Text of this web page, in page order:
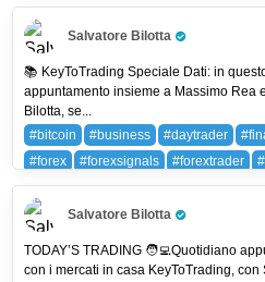
Salvatore Bilotta
Pro Trader
📚 KeyToTrading Speciale Dati: in questo
appuntamento insieme a Massimo Rea
Bilotta, se...
#bitcoin
#business #daytrader
#forex
#forexsignals #forextrader
#investing
#money #stockmarket
#trading
#wallstreet BTC (BITCOIN)
Salvatore Bilotta
Pro Trader
TODAY’S TRADING 🧑‍💻Quotidiano appuntamento
con i mercati in casa KeyToTrading, con